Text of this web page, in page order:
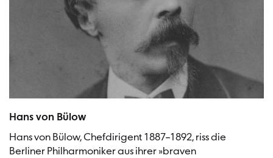
Hans von Bülow
Hans von Bülow, Chefdirigent 1887–1892, riss die
Berliner Philharmoniker aus ihrer »braven